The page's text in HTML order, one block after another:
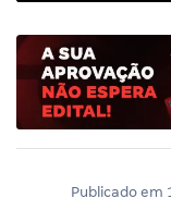
Publicado em